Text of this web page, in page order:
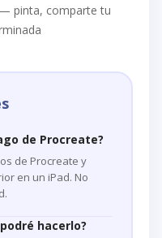
— pinta, comparte tu
de Procreate?
de Procreate y
en un iPad. No
hacerlo?